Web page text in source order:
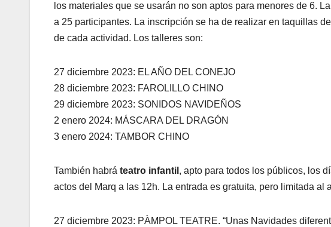
los materiales que se usarán no son aptos para menores de 6.
a 25 participantes. La inscripción se ha de realizar en taquillas
de cada actividad. Los talleres son:
27 diciembre 2023: EL AÑO DEL CONEJO
28 diciembre 2023: FAROLILLO CHINO
29 diciembre 2023: SONIDOS NAVIDEÑOS
2 enero 2024: MÁSCARA DEL DRAGÓN
3 enero 2024: TAMBOR CHINO
También habrá teatro infantil , apto para todos los públicos, los
actos del Marq a las 12h. La entrada es gratuita, pero limitada al
27 diciembre 2023: PÀMPOL TEATRE. “Unas Navidades